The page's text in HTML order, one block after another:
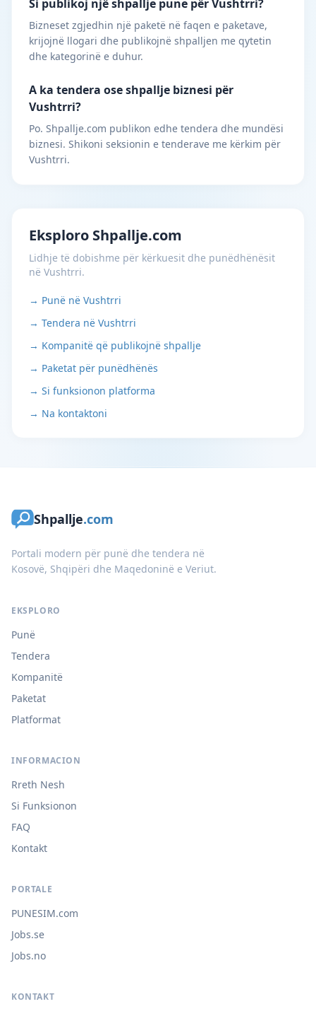
Si publikoj një shpallje pune për Vushtrri?
Bizneset zgjedhin një paketë në faqen e paketave,
krijojnë llogari dhe publikojnë shpalljen me qytetin
dhe kategorinë e duhur.
A ka tendera ose shpallje biznesi për
Vushtrri?
Po. Shpallje.com publikon edhe tendera dhe mundësi
biznesi. Shikoni seksionin e tenderave me kërkim për
Vushtrri.
Eksploro Shpallje.com
Lidhje të dobishme për kërkuesit dhe punëdhënësit
në Vushtrri.
→ Punë në Vushtrri
→ Tendera në Vushtrri
→ Kompanitë që publikojnë shpallje
→ Paketat për punëdhënës
→ Si funksionon platforma
→ Na kontaktoni
Shpallje.com
Portali modern për punë dhe tendera në
Kosovë, Shqipëri dhe Maqedoninë e Veriut.
EKSPLORO
Punë
Tendera
Kompanitë
Paketat
Platformat
INFORMACION
Rreth Nesh
Si Funksionon
FAQ
Kontakt
PORTALE
PUNESIM.com
Jobs.se
Jobs.no
KONTAKT